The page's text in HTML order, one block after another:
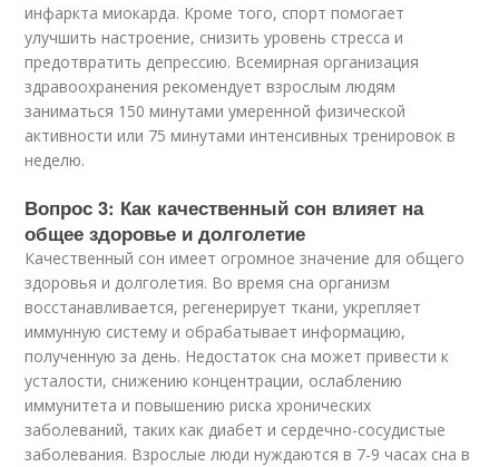
инфаркта миокарда. Кроме того, спорт помогает
улучшить настроение, снизить уровень стресса и
предотвратить депрессию. Всемирная организация
здравоохранения рекомендует взрослым людям
заниматься 150 минутами умеренной физической
активности или 75 минутами интенсивных тренировок в
неделю.
Вопрос 3: Как качественный сон влияет на
общее здоровье и долголетие
Качественный сон имеет огромное значение для общего
здоровья и долголетия. Во время сна организм
восстанавливается, регенерирует ткани, укрепляет
иммунную систему и обрабатывает информацию,
полученную за день. Недостаток сна может привести к
усталости, снижению концентрации, ослаблению
иммунитета и повышению риска хронических
заболеваний, таких как диабет и сердечно-сосудистые
заболевания. Взрослые люди нуждаются в 7-9 часах сна в